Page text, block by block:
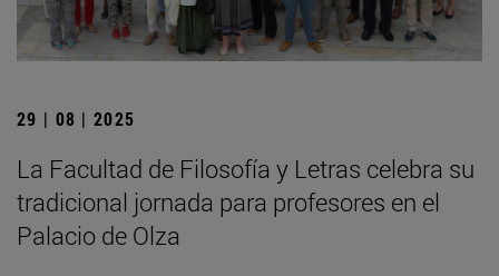
29 | 08 | 2025
La Facultad de Filosofía y Letras celebra su
tradicional jornada para profesores en el
Palacio de Olza